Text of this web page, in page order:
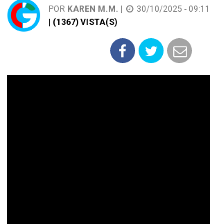
POR KAREN M.M. 30/10/2025 - 09:11 |
| (1367) VISTA(S)